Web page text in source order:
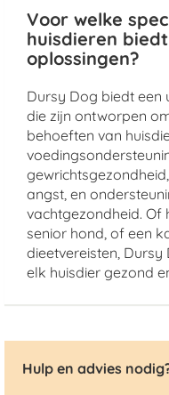
Voor welke
huisdieren
oplossingen?
Dursy Dog biedt een
die zijn ontworpen
behoeften van
angst, en
vachtgezondheid. Of
senior hond, of een
dieetvereisten,
elk huisdier gezond
Hulp en advies